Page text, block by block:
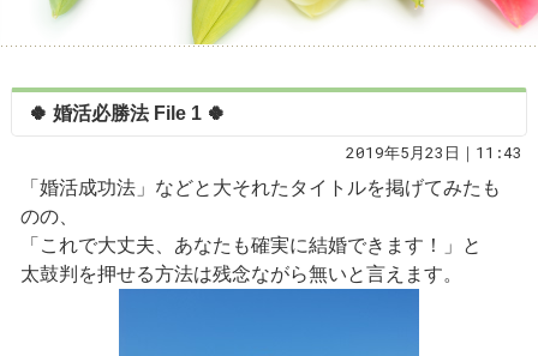
🍀 婚活必勝法 File 1 🍀
2019年5月23日｜11:43
「婚活成功法」などと大それたタイトルを掲げてみたも
のの、
「これで大丈夫、あなたも確実に結婚できます！」と
太鼓判を押せる方法は残念ながら無いと言えます。